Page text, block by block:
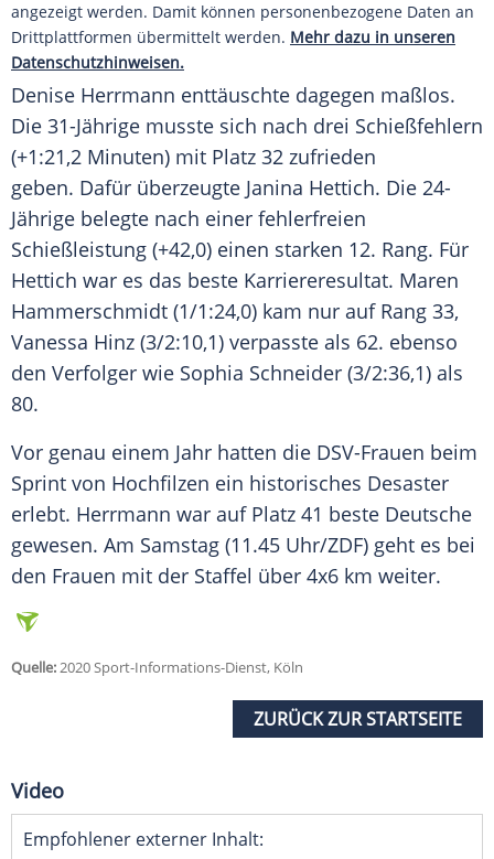
angezeigt werden. Damit können personenbezogene Daten an
Drittplattformen übermittelt werden. Mehr dazu in unseren
Datenschutzhinweisen.
Denise Herrmann enttäuschte dagegen maßlos.
Die 31-Jährige musste sich nach drei Schießfehlern
(+1:21,2 Minuten) mit Platz 32 zufrieden
geben. Dafür überzeugte Janina Hettich. Die 24-
Jährige belegte nach einer fehlerfreien
Schießleistung (+42,0) einen starken 12. Rang. Für
Hettich war es das beste Karriereresultat. Maren
Hammerschmidt (1/1:24,0) kam nur auf Rang 33,
Vanessa Hinz (3/2:10,1) verpasste als 62. ebenso
den Verfolger wie Sophia Schneider (3/2:36,1) als
80.
Vor genau einem Jahr hatten die DSV-Frauen beim
Sprint von Hochfilzen ein historisches Desaster
erlebt. Herrmann war auf Platz 41 beste Deutsche
gewesen. Am Samstag (11.45 Uhr/ZDF) geht es bei
den Frauen mit der Staffel über 4x6 km weiter.
Quelle:2020 Sport-Informations-Dienst, Köln
ZURÜCK ZUR STARTSEITE
Video
Empfohlener externer Inhalt: